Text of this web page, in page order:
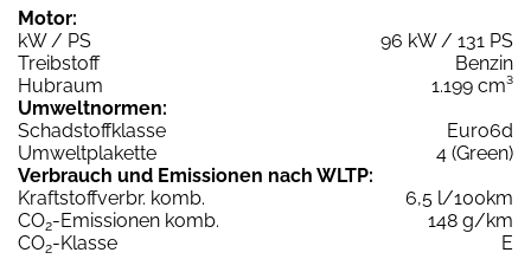
Motor:
kW / PS
96 kW / 131 PS
Treibstoff
Benzin
Hubraum
1.199 cm³
Umweltnormen:
Schadstoffklasse
Euro6d
Umweltplakette
4 (Green)
Verbrauch und Emissionen nach WLTP:
Kraftstoffverbr. komb.
6,5 l/100km
CO2-Emissionen komb.
148 g/km
CO2-Klasse
E